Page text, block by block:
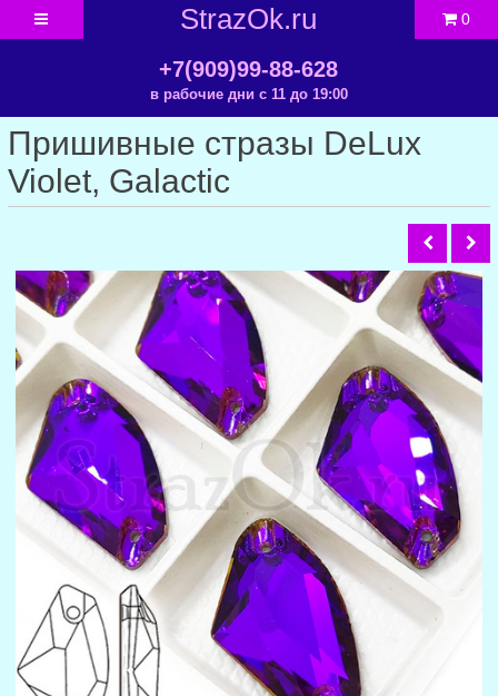
StrazOk.ru
+7(909)99-88-628
в рабочие дни с 11 до 19:00
0
Пришивные стразы DeLux
Violet, Galactic